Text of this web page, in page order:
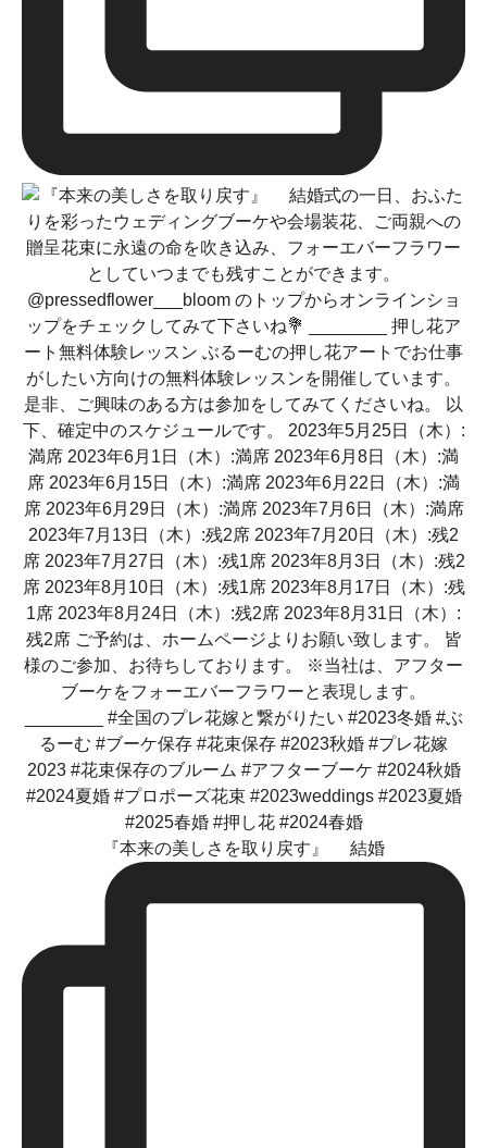
『本来の美しさを取り戻す』 結婚